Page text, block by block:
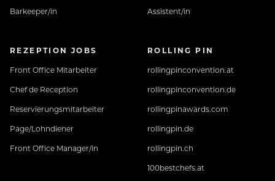
Barkeeper/in
Assistent/in
REZEPTION JOBS
Front Office Mitarbeiter
Chef de Reception
Reservierungsmitarbeiter
Page/Lohndiener
Front Office Manager/in
ROLLING PIN
rollingpinconvention.at
rollingpinconvention.de
rollingpinawards.com
rollingpin.de
rollingpin.ch
100bestchefs.at